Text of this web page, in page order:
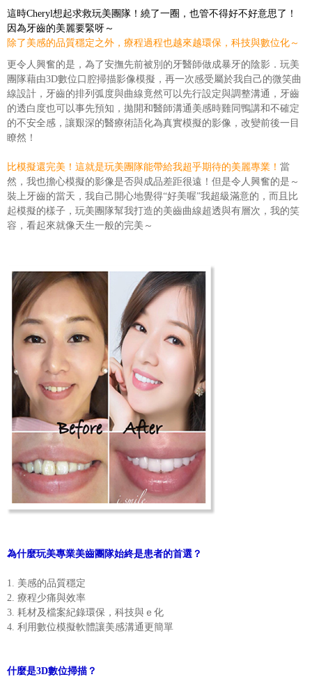
這時Cheryl想起求救玩美團隊！繞了一圈，也管不得好不好意思了！
因為牙齒的美麗要緊呀～
除了美感的品質穩定之外，療程過程也越來越環保，科技與數位化～
更令人興奮的是，為了安撫先前被別的牙醫師做成暴牙的陰影．玩美
團隊藉由3D數位口腔掃描影像模擬，再一次感受屬於我自己的微笑曲
線設計，牙齒的排列弧度與曲線竟然可以先行設定與調整溝通，牙齒
的透白度也可以事先預知，拋開和醫師溝通美感時雞同鴨講和不確定
的不安全感，讓艱深的醫療術語化為真實模擬的影像，改變前後一目
瞭然！
比模擬還完美！這就是玩美團隊能帶給我超乎期待的美麗專業！ 當
然，我也擔心模擬的影像是否與成品差距很遠！但是令人興奮的是～
裝上牙齒的當天，我自己開心地覺得“好美喔”我超級滿意的，而且比
起模擬的樣子，玩美團隊幫我打造的美齒曲線超透與有層次，我的笑
容，看起來就像天生一般的完美～
為什麼玩美專業美齒團隊始終是患者的首選？
1. 美感的品質穩定
2. 療程少痛與效率
3. 耗材及檔案紀錄環保，科技與ｅ化
4. 利用數位模擬軟體讓美感溝通更簡單
什麼是3D數位掃描？